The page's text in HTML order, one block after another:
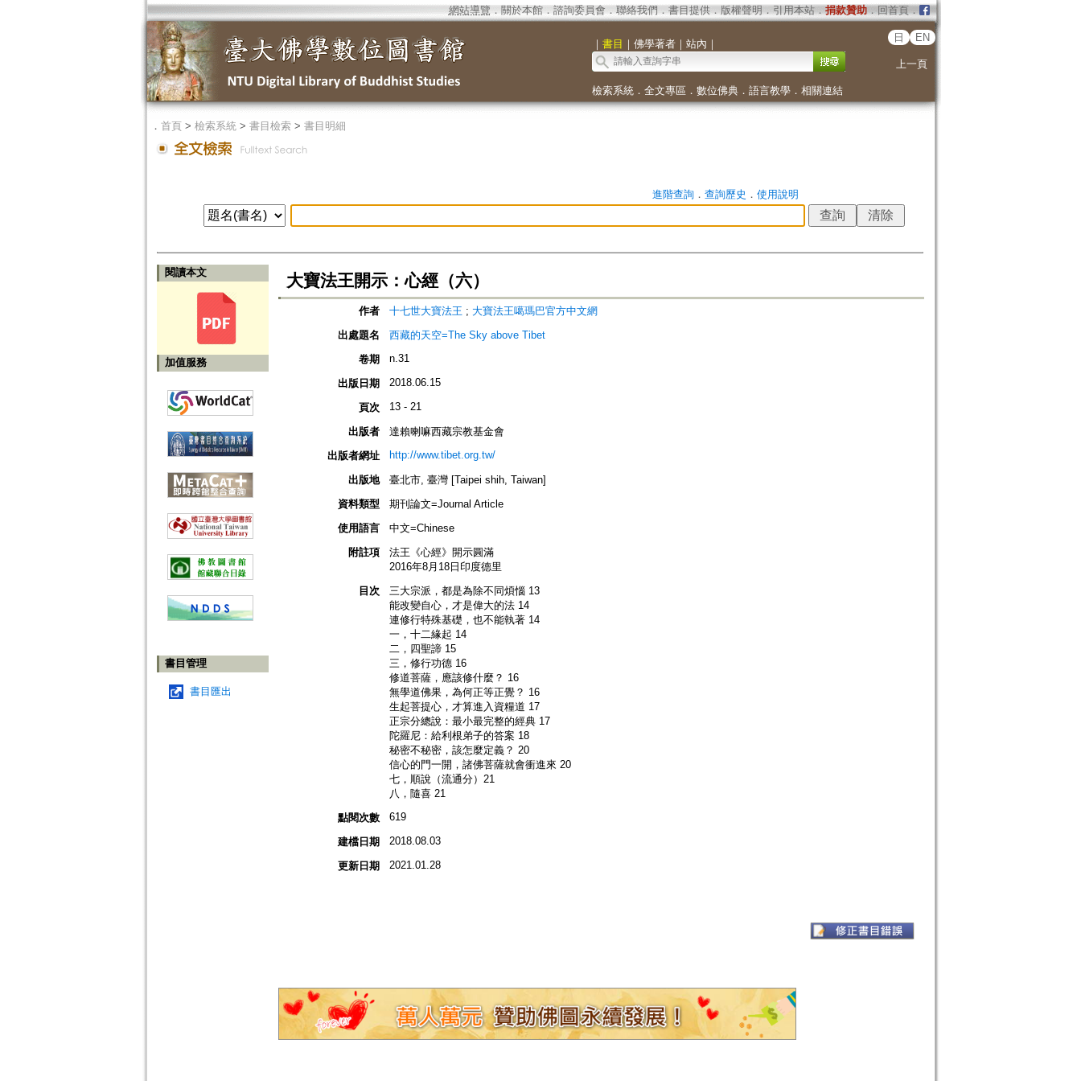
網站導覽 ． 關於本館． 諮詢委員會． 聯絡我們 ． 書目提供． 版權聲明 ． 引用本站． 捐款贊助．回首頁．
｜ 書目 ｜ 佛學著者｜ 站內 ｜
日 EN
上一頁
檢索系統． 全文專區 ． 數位佛典． 語言教學． 相關連結
． 首頁> 檢索系統> 書目檢索> 書目明細
進階查詢． 查詢歷史 ． 使用說明
閱讀本文
加值服務
書目管理
書目匯出
大寶法王開示：心經（六）
作者 十七世大寶法王 ; 大寶法王噶瑪巴官方中文網
出處題名
西藏的天空=The Sky above Tibet
卷期
n.31
出版日期 2018.06.15
頁次 13 - 21
出版者
達賴喇嘛西藏宗教基金會
出版者網址
http://www.tibet.org.tw/
出版地
臺北市, 臺灣 [Taipei shih, Taiwan]
資料類型
期刊論文=Journal Article
使用語言
中文=Chinese
附註項
法王《心經》開示圓滿
2016年8月18日印度德里
目次
三大宗派，都是為除不同煩惱 13
能改變自心，才是偉大的法 14
連修行特殊基礎，也不能執著 14
一，十二緣起 14
二，四聖諦 15
三，修行功德 16
修道菩薩，應該修什麼？ 16
無學道佛果，為何正等正覺？ 16
生起菩提心，才算進入資糧道 17
正宗分總說：最小最完整的經典 17
陀羅尼：給利根弟子的答案 18
秘密不秘密，該怎麼定義？ 20
信心的門一開，諸佛菩薩就會衝進來 20
七，順說（流通分）21
八，隨喜 21
點閱次數
619
建檔日期 2018.08.03
更新日期 2021.01.28